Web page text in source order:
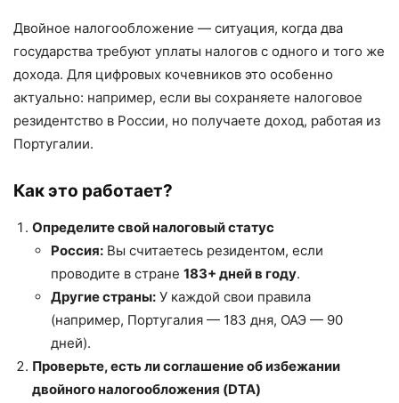
Двойное налогообложение — ситуация, когда два
государства требуют уплаты налогов с одного и того же
дохода. Для цифровых кочевников это особенно
актуально: например, если вы сохраняете налоговое
резидентство в России, но получаете доход, работая из
Португалии.
Как это работает?
Определите свой налоговый статус
Россия: Вы считаетесь резидентом, если
проводите в стране 183+ дней в году.
Другие страны: У каждой свои правила
(например, Португалия — 183 дня, ОАЭ — 90
дней).
Проверьте, есть ли соглашение об избежании
двойного налогообложения (DTA)